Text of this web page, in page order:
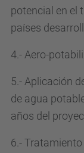
potencial en el
países
4.- Aero-
5.- Aplicación
de agua
años del
6.-